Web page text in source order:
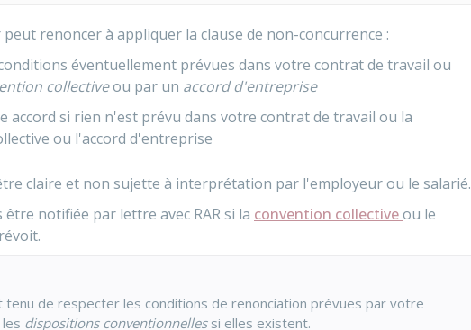
renoncer à appliquer la clause de non-concurrence :
éventuellement prévues dans votre contrat de travail ou
collectiveou par un accord d'entreprise
accord si rien n'est prévu dans votre contrat de travail ou la
ou l'accord d'entreprise
claire et non sujette à interprétation par l'employeur ou le salarié.
être notifiée par lettre avec RARsi la convention collectiveou le
de respecter les conditions de renonciation prévues par votre
dispositions conventionnellessi elles existent.